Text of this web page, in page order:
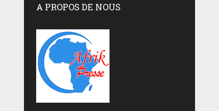
A PROPOS DE NOUS